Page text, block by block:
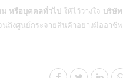
หรือบุคคลทั่วไป ให้ไว้วางใจ บริษัท
ถึงศูนย์กระจายสินค้าอย่างมืออาชีพ